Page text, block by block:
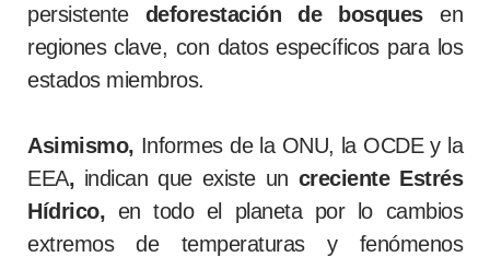
persistente deforestación de bosques en
regiones clave, con datos específicos para los
estados miembros.
Asimismo, Informes de la ONU, la OCDE y la
EEA, indican que existe un creciente Estrés
Hídrico, en todo el planeta por lo cambios
extremos de temperaturas y fenómenos